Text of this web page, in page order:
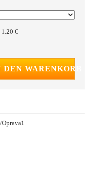
1.20 €
DEN WARENKORB